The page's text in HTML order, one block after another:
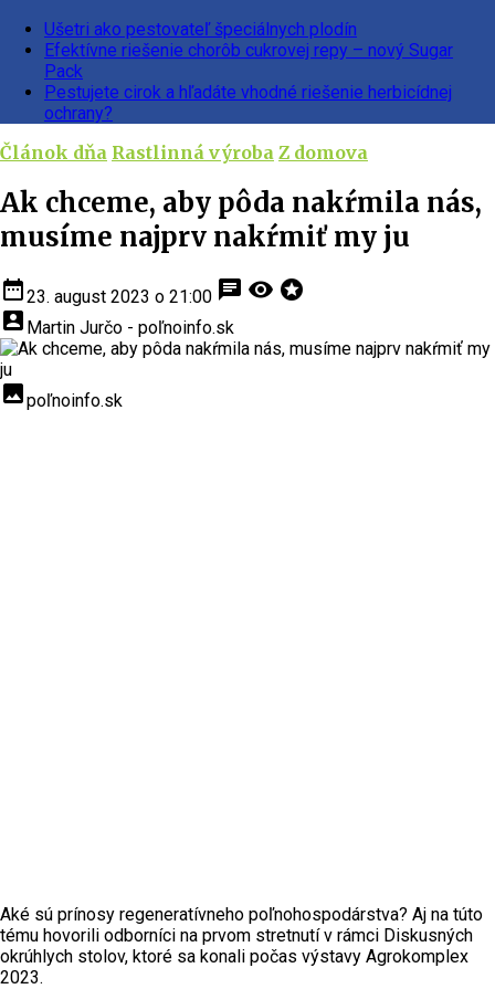
Ušetri ako pestovateľ špeciálnych plodín
Efektívne riešenie chorôb cukrovej repy – nový Sugar
Pack
Pestujete cirok a hľadáte vhodné riešenie herbicídnej
ochrany?
Článok dňa Rastlinná výroba Z domova
Ak chceme, aby pôda nakŕmila nás,
musíme najprv nakŕmiť my ju
date_range23. august 2023 o 21:00 chat visibility stars
account_box Martin Jurčo - poľnoinfo.sk
insert_photopoľnoinfo.sk
Aké sú prínosy regeneratívneho poľnohospodárstva? Aj na túto
tému hovorili odborníci na prvom stretnutí v rámci Diskusných
okrúhlych stolov, ktoré sa konali počas výstavy Agrokomplex
2023.